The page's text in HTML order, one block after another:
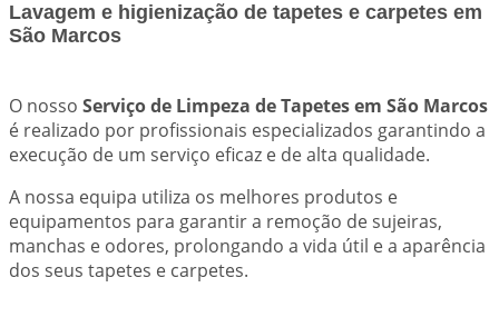
Lavagem e higienização de tapetes e carpetes em
São Marcos
O nosso Serviço de Limpeza de Tapetes em São Marcos
é realizado por profissionais especializados garantindo a
execução de um serviço eficaz e de alta qualidade.
A nossa equipa utiliza os melhores produtos e
equipamentos para garantir a remoção de sujeiras,
manchas e odores, prolongando a vida útil e a aparência
dos seus tapetes e carpetes.